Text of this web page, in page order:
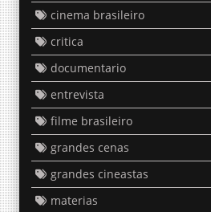
cinema brasileiro
critica
documentario
entrevista
filme brasileiro
grandes cenas
grandes cineastas
materias